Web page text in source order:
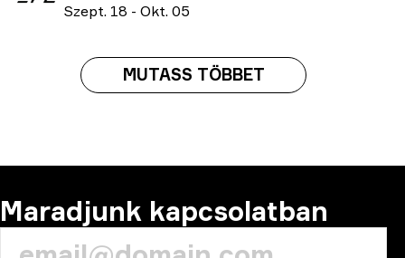
Szept. 18 - Okt. 05
MUTASS TÖBBET
Maradjunk kapcsolatban